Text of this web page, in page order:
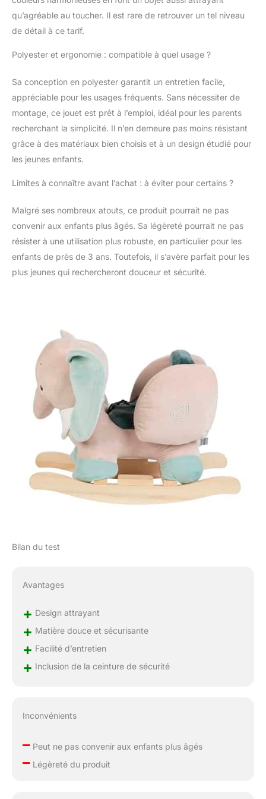
: 1 x Nattou Animal à
Bascule Éléphant Axel,
100% Polyester (Tissu
63 x 33 x 45 cm,
Couleur : Vert/Beige,
748254
qu’agréable au toucher. Il est rare de retrouver un tel niveau
de détail à ce tarif.
Polyester et ergonomie : compatible à quel usage ?
Sa conception en polyester garantit un entretien facile,
appréciable pour les usages fréquents. Sans nécessiter de
montage, ce jouet est prêt à l’emploi, idéal pour les parents
recherchant la simplicité. Il n’en demeure pas moins résistant
grâce à des matériaux bien choisis et à un design étudié pour
les jeunes enfants.
Limites à connaître avant l’achat : à éviter pour certains ?
Malgré ses nombreux atouts, ce produit pourrait ne pas
convenir aux enfants plus âgés. Sa légèreté pourrait ne pas
résister à une utilisation plus robuste, en particulier pour les
enfants de près de 3 ans. Toutefois, il s’avère parfait pour les
plus jeunes qui rechercheront douceur et sécurité.
Bilan du test
Avantages
+ Design attrayant
+ Matière douce et sécurisante
+ Facilité d’entretien
+ Inclusion de la ceinture de sécurité
Inconvénients
–Peut ne pas convenir aux enfants plus âgés
–Légèreté du produit